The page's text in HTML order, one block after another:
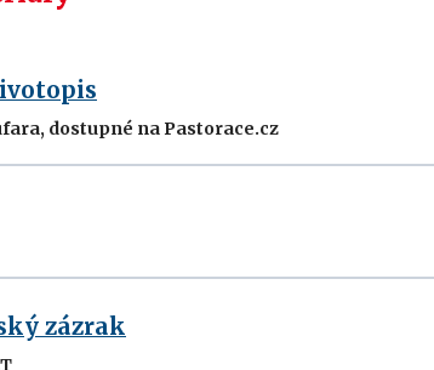
dostupné na Pastorace.cz
zázrak